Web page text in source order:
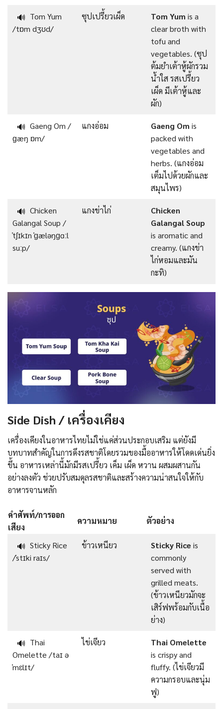
🔊 Tom Yum
/tɒm dʒʊd/
ซุปเปรี้ยวเผ็ด Tom Yum is a
clear broth with
tofu and
vegetables. (ซุป
ต้มยำเต้าหู้ผักรวม
น้ำใส รสเปรี้ยว
เผ็ด มีเต้าหู้และ
ผัก)
🔊 Gaeng Om /
ɡæŋ ɒm/
แกงอ่อม Gaeng Om is
packed with
vegetables and
herbs. (แกงอ่อม
เต็มไปด้วยผักและ
สมุนไพร)
🔊 Chicken
Galangal Soup /
ˈtʃɪkɪn ˈɡæləŋɡɑːl
suːp/
แกงข่าไก่
Chicken
Galangal Soup
is aromatic and
creamy. (แกงข่า
ไก่หอมและมัน
กะทิ)
Side Dish / เครื่องเคียง
เครื่องเคียงในอาหารไทยไม่ใช่แค่ส่วนประกอบเสริม แต่ยังมี
บทบาทสำคัญในการดึงรสชาติโดยรวมของมื้ออาหารให้โดดเด่นยิ่ง
ขึ้น อาหารเหล่านี้มักมีรสเปรี้ยว เค็ม เผ็ด หวาน ผสมผสานกัน
อย่างลงตัว ช่วยปรับสมดุลรสชาติและสร้างความน่าสนใจให้กับ
อาหารจานหลัก
คำศัพท์/การออก
เสียง
ความหมาย ตัวอย่าง
🔊 Sticky Rice
/ˈstɪki raɪs/
ข้าวเหนียว Sticky Rice is
commonly
served with
grilled meats.
(ข้าวเหนียวมักจะ
เสิร์ฟพร้อมกับเนื้อ
ย่าง)
🔊 Thai
Omelette /taɪ ə
ˈmɛlɪt/
ไข่เจียว
Thai Omelette
is crispy and
fluffy. (ไข่เจียวมี
ความกรอบและนุ่ม
ฟู)